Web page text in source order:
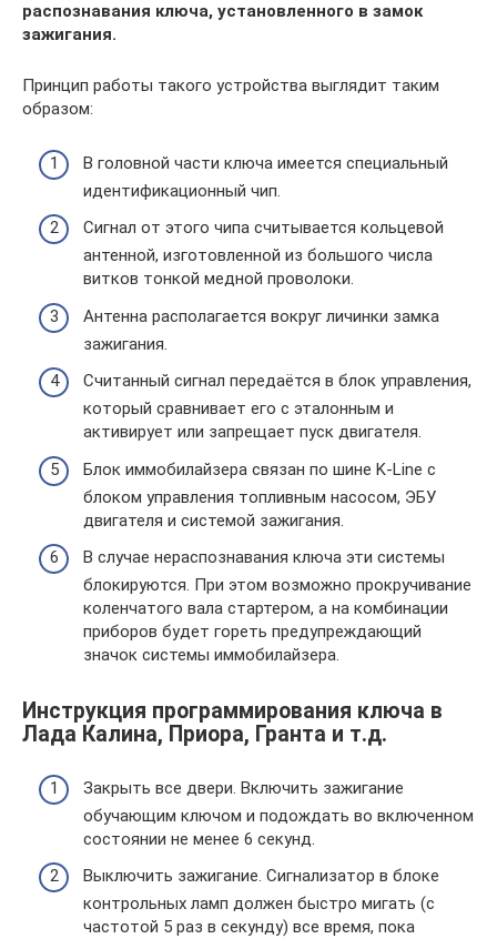
распознавания ключа, установленного в замок
зажигания.
Принцип работы такого устройства выглядит таким
образом:
В головной части ключа имеется специальный
идентификационный чип.
Сигнал от этого чипа считывается кольцевой
антенной, изготовленной из большого числа
витков тонкой медной проволоки.
Антенна располагается вокруг личинки замка
зажигания.
Считанный сигнал передаётся в блок управления,
который сравнивает его с эталонным и
активирует или запрещает пуск двигателя.
Блок иммобилайзера связан по шине K-Line с
блоком управления топливным насосом, ЭБУ
двигателя и системой зажигания.
В случае нераспознавания ключа эти системы
блокируются. При этом возможно прокручивание
коленчатого вала стартером, а на комбинации
приборов будет гореть предупреждающий
значок системы иммобилайзера.
Инструкция программирования ключа в
Лада Калина, Приора, Гранта и т.д.
Закрыть все двери. Включить зажигание
обучающим ключом и подождать во включенном
состоянии не менее 6 секунд.
Выключить зажигание. Сигнализатор в блоке
контрольных ламп должен быстро мигать (с
частотой 5 раз в секунду) все время, пока